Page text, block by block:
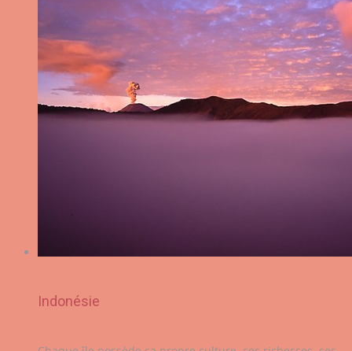
Indonésie